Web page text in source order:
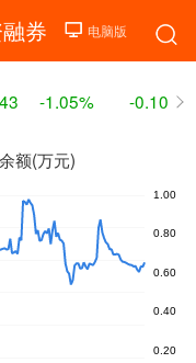
券
-1.05% -0.10
额(万元)